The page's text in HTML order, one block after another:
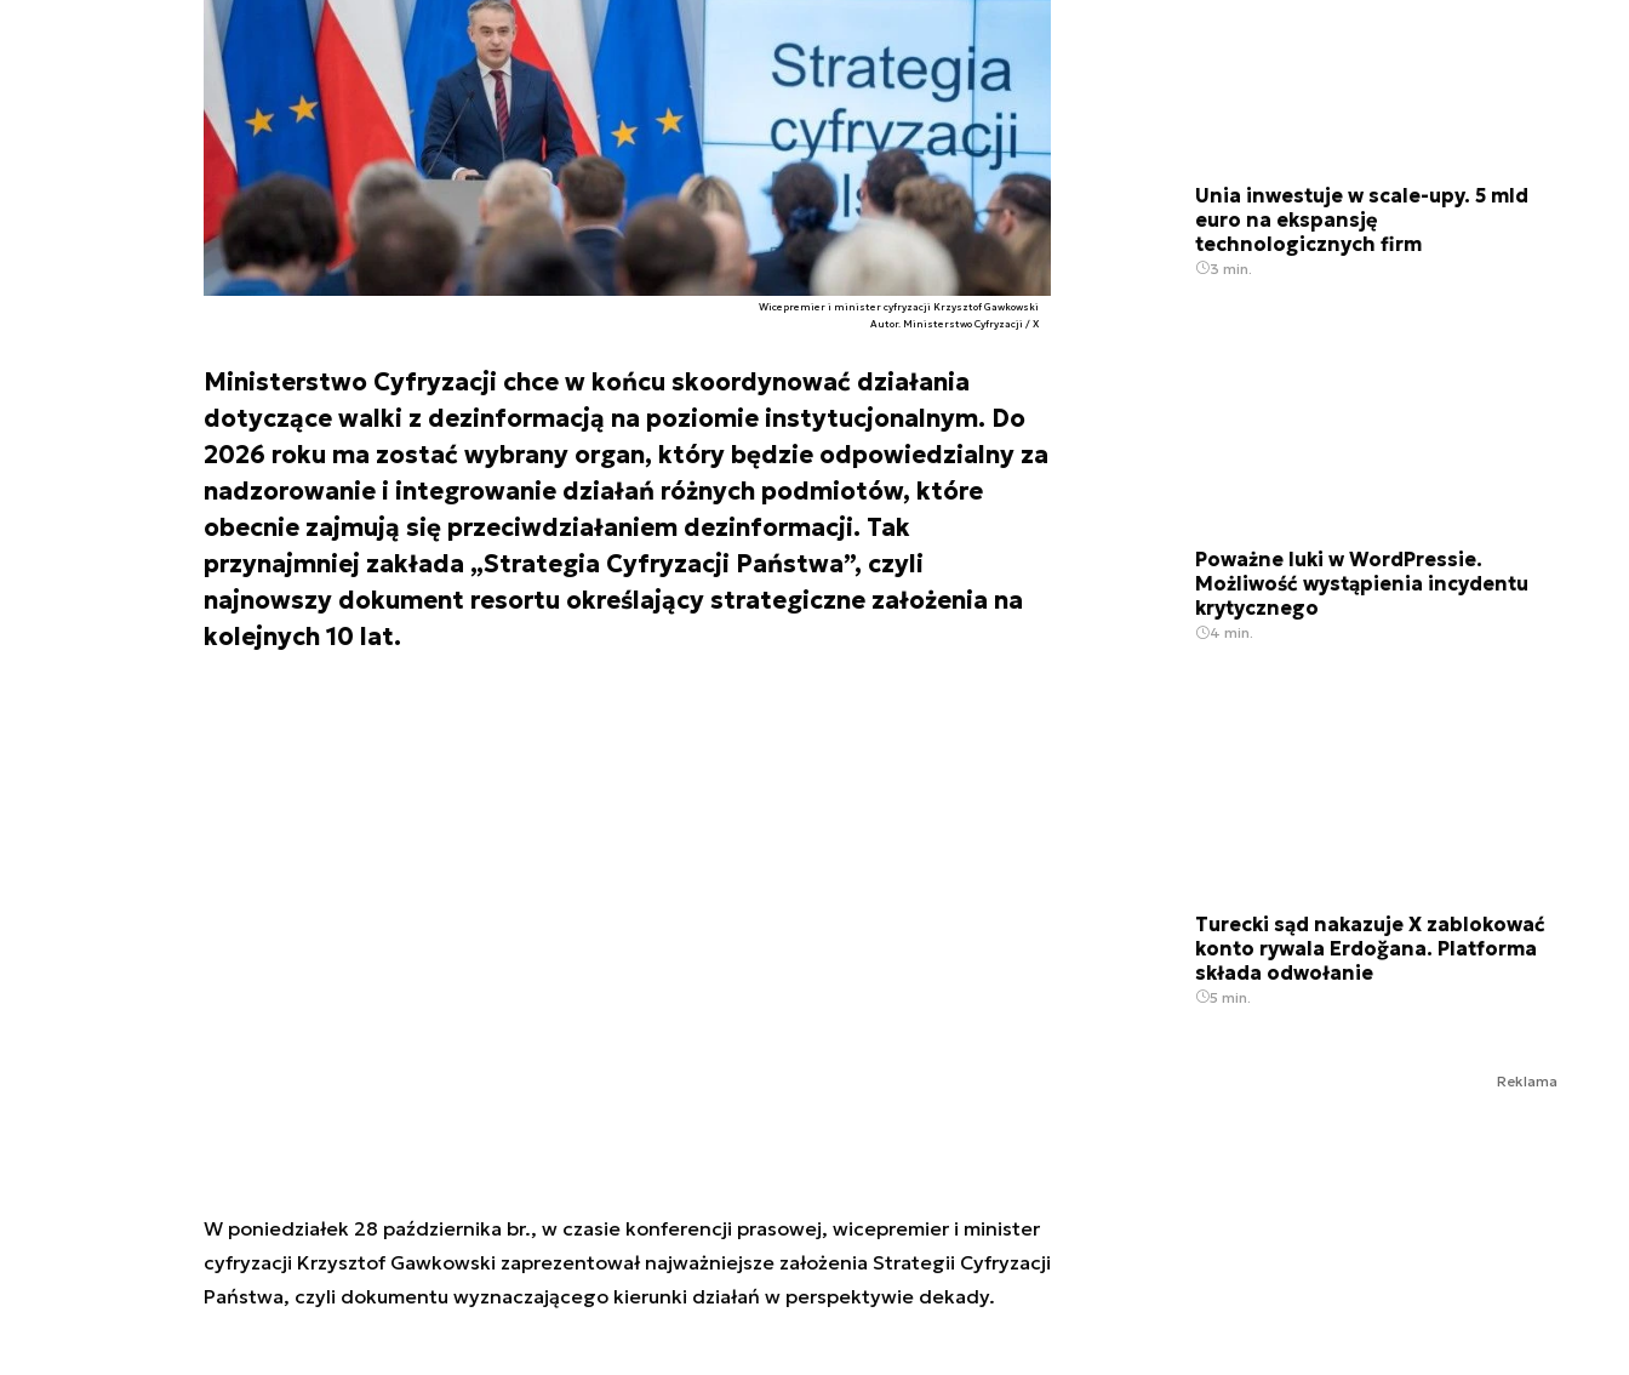
Wicepremier i minister cyfryzacji Krzysztof Gawkowski
Autor. Ministerstwo Cyfryzacji / X
Ministerstwo Cyfryzacji chce w końcu skoordynować działania
dotyczące walki z dezinformacją na poziomie instytucjonalnym. Do
2026 roku ma zostać wybrany organ, który będzie odpowiedzialny za
nadzorowanie i integrowanie działań różnych podmiotów, które
obecnie zajmują się przeciwdziałaniem dezinformacji. Tak
przynajmniej zakłada „Strategia Cyfryzacji Państwa”, czyli
najnowszy dokument resortu określający strategiczne założenia na
kolejnych 10 lat.
W poniedziałek 28 października br., w czasie konferencji prasowej, wicepremier i minister
cyfryzacji Krzysztof Gawkowski zaprezentował najważniejsze założenia Strategii Cyfryzacji
Państwa, czyli dokumentu wyznaczającego kierunki działań w perspektywie dekady.
Unia inwestuje w scale-upy. 5 mld
euro na ekspansję
technologicznych firm
3 min.
Poważne luki w WordPressie.
Możliwość wystąpienia incydentu
krytycznego
4 min.
Turecki sąd nakazuje X zablokować
konto rywala Erdoğana. Platforma
składa odwołanie
5 min.
Reklama